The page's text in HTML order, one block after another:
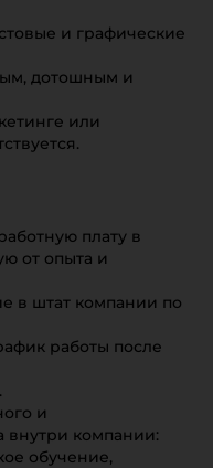
и графические
дотошным и
или
плату в
от опыта и
в штат компании по
работы после
и
внутри компании:
обучение,